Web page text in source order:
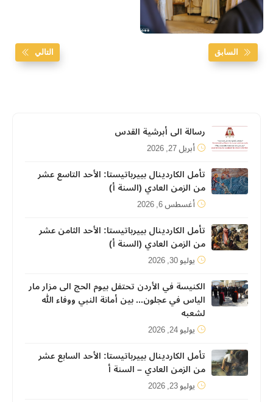
السابق التالي
رسالة الى أبرشية القدس
أبريل 27, 2026
تأمل الكاردينال بييرباتيستا: الأحد التاسع عشر
من الزمن العادي (السنة أ)
أغسطس 6, 2026
تأمل الكاردينال بييرباتيستا: الأحد الثامن عشر
من الزمن العادي (السنة أ)
يوليو 30, 2026
الكنيسة في الأردن تحتفل بيوم الحج الى مزار مار
الياس في عجلون... بين أمانة النبي ووفاء الله
لشعبه
يوليو 24, 2026
تأمل الكاردينال بييرباتيستا: الأحد السابع عشر
من الزمن العادي – السنة أ
يوليو 23, 2026